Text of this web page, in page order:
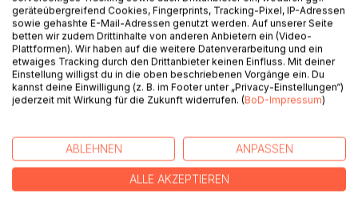
Selbsterkenntnis und positiver Veränderung ebnet.
Dieses Buch ist kein gewöhnlicher Ratgeber. Es ist ein
Abenteuer, das dich dazu einlädt, deine persönliche
Wachstumsreise anzutreten, indem du die Welt deiner
Kinder als Spiegel deiner eigenen Seele betrachtest.
Schliesse dich dieser Reise an und entdecke, wie deine
Bist du bereit, dich selbst in deinen Kindern zu finden und
dabei herzhaft zu lachen oder aber auch zu weinen, weil du
dein inneres Kind so lange vernachlässigt hast? Dann ist
geräteübergreifend Cookies, Fingerprints, Tracking-Pixel, IP-Adressen
sowie gehashte E-Mail-Adressen genutzt werden. Auf unserer Seite
betten wir zudem Drittinhalte von anderen Anbietern ein (Video-
Plattformen). Wir haben auf die weitere Datenverarbeitung und ein
etwaiges Tracking durch den Drittanbieter keinen Einfluss. Mit deiner
Einstellung willigst du in die oben beschriebenen Vorgänge ein. Du
kannst deine Einwilligung (z. B. im Footer unter „Privacy-Einstellungen“)
jederzeit mit Wirkung für die Zukunft widerrufen. (BoD-Impressum)
ABLEHNEN ANPASSEN
ALLE AKZEPTIEREN